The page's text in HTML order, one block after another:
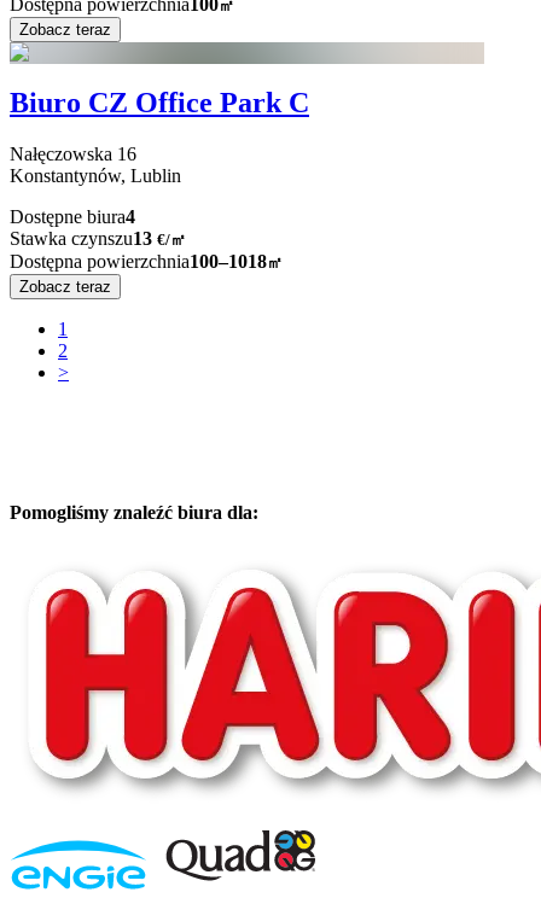
㎡
Zobacz teraz
Biuro CZ Office Park C
Nałęczowska 16
Konstantynów, Lublin
Dostępne biura4
Stawka czynszu13 €/㎡
Dostępna powierzchnia100–1018㎡
Zobacz teraz
1
2
>
Pomogliśmy znaleźć biura dla: